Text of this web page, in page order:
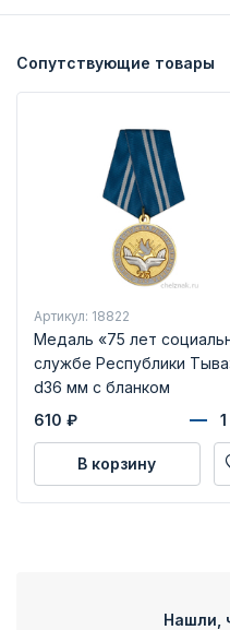
Сопутствующие товары
Артикул: 18822
Медаль «75 лет
службе Республики
d36 мм с бланком
удостоверения
610 ₽
В корзину
Нашли,